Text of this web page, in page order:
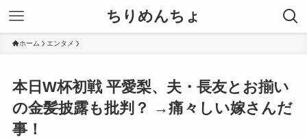
ちりめんちょ
ホーム エンタメ
本日W杯初戦 平愛梨、夫・長友とお揃い
の金髪披露も批判？ →痛々しい嫁さんだ
事！